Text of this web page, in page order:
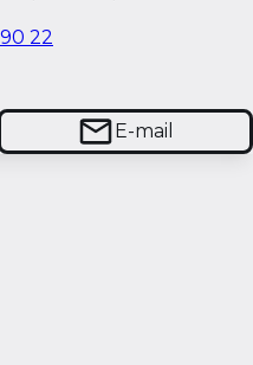
22
E-mail